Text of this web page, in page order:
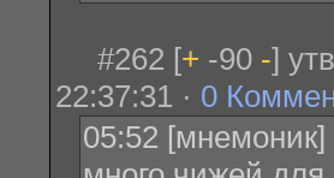
#262 [+ -90 -]
22:37:31 · 0
05:52 [мнемоник]